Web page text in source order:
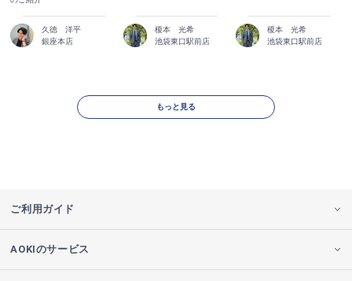
久徳 洋平
銀座本店
榎本 光希
池袋東口駅前店
榎本 光希
池袋東口駅前店
もっと見る
ご利用ガイド
AOKIのサービス